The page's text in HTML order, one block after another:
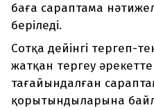
баға сараптама
беріледі.
Сотқа дейінгі тергеп-
жатқан тергеу
тағайындалған
қорытындыларына